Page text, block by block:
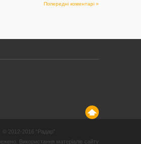
Попередні коментарі »
© 2012-2016 “Радар”
Використання матеріалів сайту